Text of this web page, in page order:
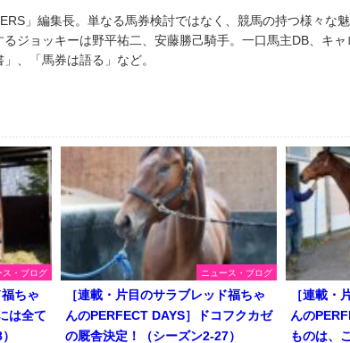
」編集長。単なる馬券検討ではなく、競馬の持つ様々
るジョッキーは野平祐二、安藤勝己騎手。一口馬主DB、キ
」、「馬券は語る」など。
ス・ブログ
ちゃ
は全て
ニュース・ブログ
［連載・片目のサラブレッド福ちゃ
んのPERFECT DAYS］ドコフクカゼ
の厩舎決定！（シーズン2-27）
［連載・
んの
ものは、